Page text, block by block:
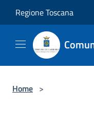
Regione Toscana
Home >